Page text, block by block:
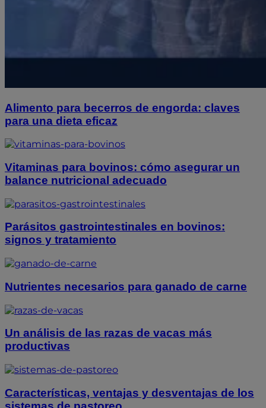
Alimento para becerros de engorda: claves
para una dieta eficaz
Vitaminas para bovinos: cómo asegurar un
balance nutricional adecuado
Parásitos gastrointestinales en bovinos:
signos y tratamiento
Nutrientes necesarios para ganado de carne
Un análisis de las razas de vacas más
productivas
Características, ventajas y desventajas de los